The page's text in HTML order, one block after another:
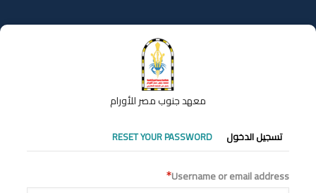
إلى
المحتوى
معهد جنوب مصر للأورام
التبويبات
الأساسية
تسجيل الدخول RESET YOUR PASSWORD
Username or email address